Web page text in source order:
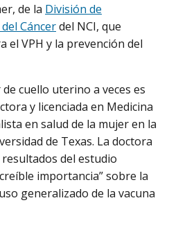
de la División de
Cáncerdel NCI, que
el VPH y la prevención del
cuello uterino a veces es
y licenciada en Medicina
en salud de la mujer en la
de Texas. La doctora
del estudio
importancia” sobre la
generalizado de la vacuna